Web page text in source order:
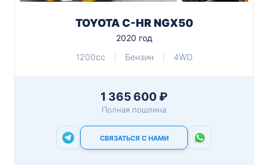
TOYOTA C-HR NGX50
2020 год
1200cc
Бензин 4WD
1 365 600 ₽
Полная пошлина
СВЯЗАТЬСЯ С НАМИ